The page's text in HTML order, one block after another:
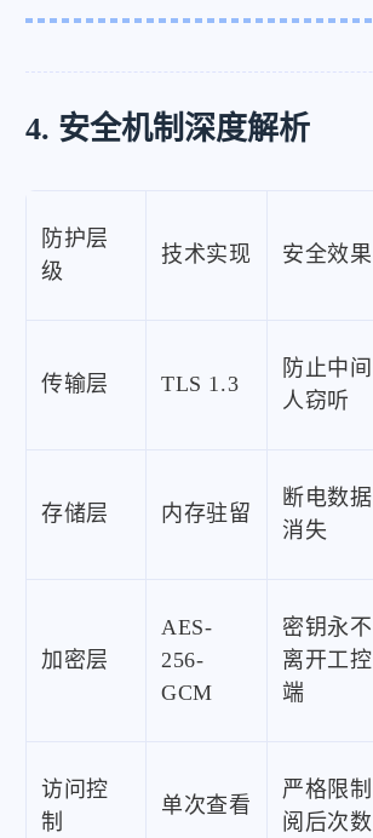
4. 安全机制深度解析
防护层
级
技术实现 安全效果
传输层 TLS 1.3
防止中间
人窃听
存储层 内存驻留
断电数据
消失
加密层
AES-
256-
GCM
密钥永不
离开工控
端
访问控
制
单次查看
严格限制
阅后次数